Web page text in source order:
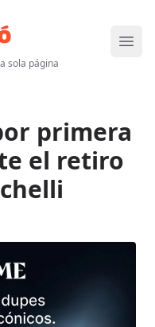
sola página
Abrir
primera
el retiro